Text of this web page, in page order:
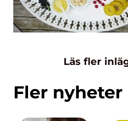
Läs fler
Fler nyheter